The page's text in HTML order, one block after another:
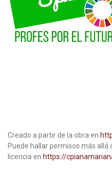
Creado a partir de la obra en
Puede hallar permisos más allá
licencia en https://